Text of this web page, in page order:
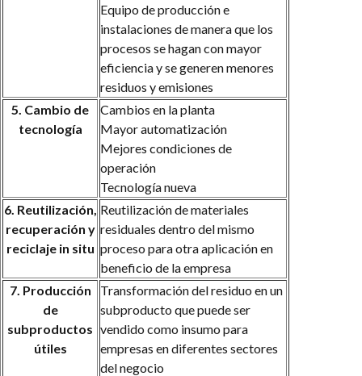
Equipo de producción e
instalaciones de manera que los
procesos se hagan con mayor
eficiencia y se generen menores
residuos y emisiones
5. Cambio de
tecnología
Cambios en la planta
Mayor automatización
Mejores condiciones de
operación
Tecnología nueva
6. Reutilización,
recuperación y
reciclaje in situ
Reutilización de materiales
residuales dentro del mismo
proceso para otra aplicación en
beneficio de la empresa
7. Producción
de
subproductos
útiles
Transformación del residuo en un
subproducto que puede ser
vendido como insumo para
empresas en diferentes sectores
del negocio